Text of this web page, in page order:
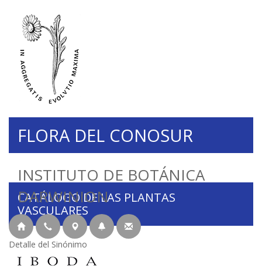
INSTITUTO DE BOTÁNICA
DARWINION
FLORA DEL CONOSUR
CATÁLOGO DE LAS PLANTAS
VASCULARES
Detalle del Sinónimo